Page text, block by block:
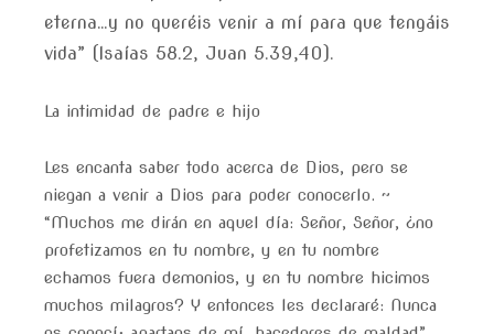
eterna…y no queréis venir a mí para que tengáis
vida” (Isaías 58.2, Juan 5.39,40).
La intimidad de padre e hijo
Les encanta saber todo acerca de Dios, pero se
niegan a venir a Dios para poder conocerlo. ~
“Muchos me dirán en aquel día: Señor, Señor, ¿no
profetizamos en tu nombre, y en tu nombre
echamos fuera demonios, y en tu nombre hicimos
muchos milagros? Y entonces les declararé: Nunca